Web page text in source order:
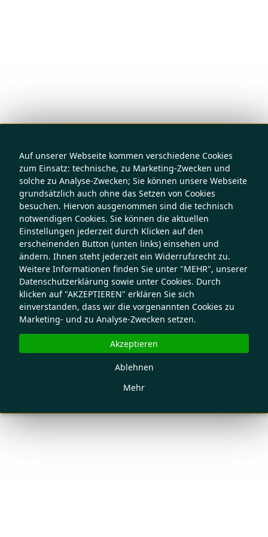
Auf unserer Webseite kommen verschiedene Cookies
zum Einsatz: technische, zu Marketing-Zwecken und
solche zu Analyse-Zwecken; Sie können unsere Webseite
grundsätzlich auch ohne das Setzen von Cookies
besuchen. Hiervon ausgenommen sind die technisch
notwendigen Cookies. Sie können die aktuellen
Einstellungen jederzeit durch Klicken auf den
erscheinenden Button (unten links) einsehen und
ändern. Ihnen steht jederzeit ein Widerrufsrecht zu.
Weitere Informationen finden Sie unter "MEHR", unserer
Datenschutzerklärung sowie unter Cookies. Durch
klicken auf "AKZEPTIEREN" erklären Sie sich
einverstanden, dass wir die vorgenannten Cookies zu
Marketing- und zu Analyse-Zwecken setzen.
Mehr
Ablehnen
Akzeptieren